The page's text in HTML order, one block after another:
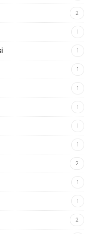
2
1
1
1
1
1
1
1
2
1
1
2